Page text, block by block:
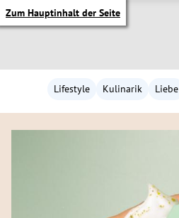
Zum Hauptinhalt der Seite
Lifestyle Kulinarik Liebe